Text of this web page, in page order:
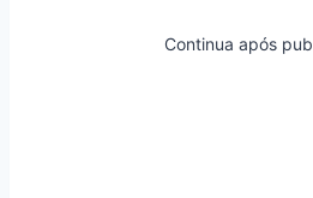
Continua após